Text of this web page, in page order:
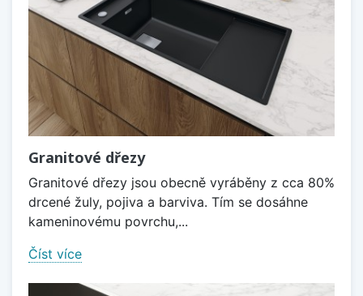
Granitové dřezy
Granitové dřezy jsou obecně vyráběny z cca 80%
drcené žuly, pojiva a barviva. Tím se dosáhne
kameninovému povrchu,...
Číst více